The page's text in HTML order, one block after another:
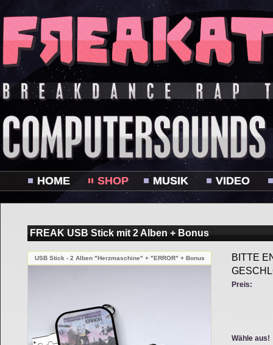
HOME SHOP MUSIK VIDEO
FREAK USB Stick mit 2 Alben + Bonus
USB Stick - 2 Alben "Herzmaschine" + "ERROR" + Bonus
BITTE
Preis:
Wähle aus!